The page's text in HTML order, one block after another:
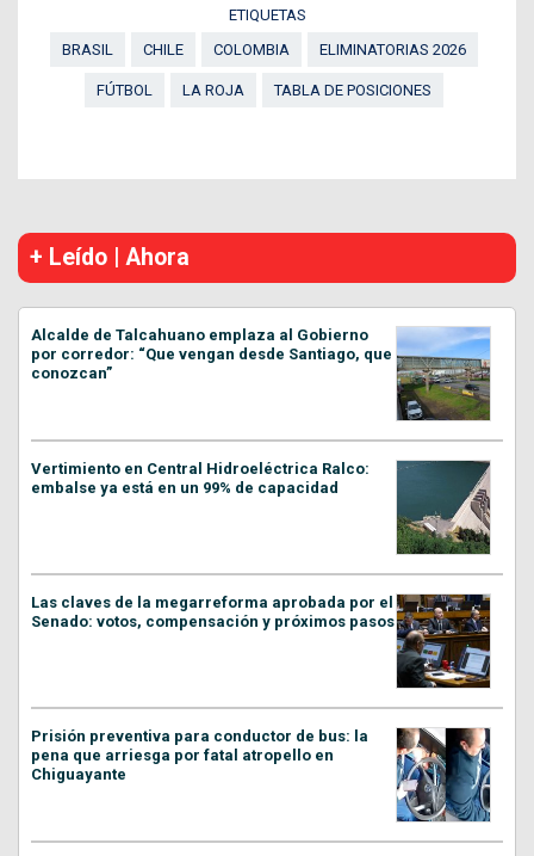
ETIQUETAS
BRASIL
CHILE COLOMBIA ELIMINATORIAS 2026
FÚTBOL LA ROJA TABLA DE POSICIONES
+ Leído | Ahora
Alcalde de Talcahuano emplaza al Gobierno
por corredor: “Que vengan desde Santiago, que
conozcan”
Vertimiento en Central Hidroeléctrica Ralco:
embalse ya está en un 99% de capacidad
Las claves de la megarreforma aprobada por el
Senado: votos, compensación y próximos pasos
Prisión preventiva para conductor de bus: la
pena que arriesga por fatal atropello en
Chiguayante